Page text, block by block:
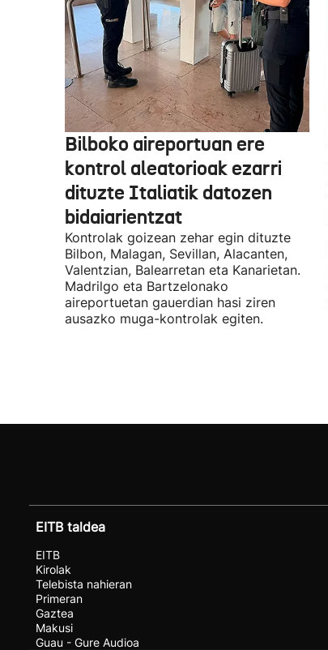
Bilboko aireportuan ere
kontrol aleatorioak ezarri
dituzte Italiatik datozen
bidaiarientzat
Kontrolak goizean zehar egin dituzte
Bilbon, Malagan, Sevillan, Alacanten,
Valentzian, Balearretan eta Kanarietan.
Madrilgo eta Bartzelonako
aireportuetan gauerdian hasi ziren
ausazko muga-kontrolak egiten.
EITB taldea
EITB
Kirolak
Telebista nahieran
Primeran
Gaztea
Makusi
Guau - Gure Audioa